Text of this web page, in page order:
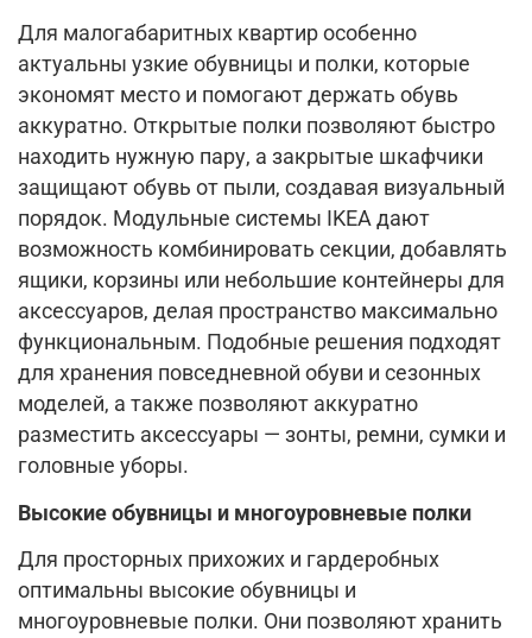
Для малогабаритных квартир особенно
актуальны узкие обувницы и полки, которые
экономят место и помогают держать обувь
аккуратно. Открытые полки позволяют быстро
находить нужную пару, а закрытые шкафчики
защищают обувь от пыли, создавая визуальный
порядок. Модульные системы IKEA дают
возможность комбинировать секции, добавлять
ящики, корзины или небольшие контейнеры для
аксессуаров, делая пространство максимально
функциональным. Подобные решения подходят
для хранения повседневной обуви и сезонных
моделей, а также позволяют аккуратно
разместить аксессуары — зонты, ремни, сумки и
головные уборы.
Высокие обувницы и многоуровневые полки
Для просторных прихожих и гардеробных
оптимальны высокие обувницы и
многоуровневые полки. Они позволяют хранить